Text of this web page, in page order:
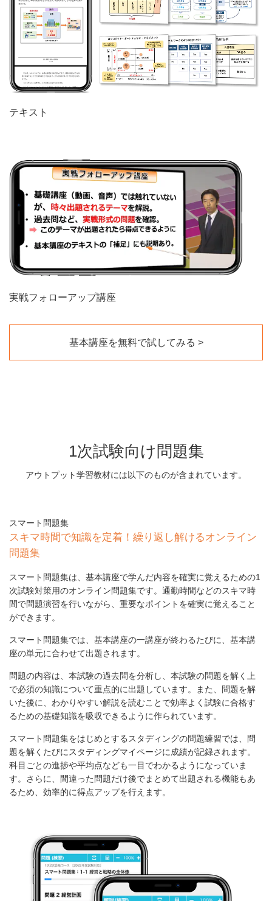
テキスト
実戦フォローアップ講座
基本講座を無料で試してみる
1次試験向け問題集
アウトプット学習教材には以下のものが含まれています。
スマート問題集
スキマ時間で知識を定着！繰り返し解けるオンライン
問題集
スマート問題集は、基本講座で学んだ内容を確実に覚えるための1
次試験対策用のオンライン問題集です。通勤時間などのスキマ時
間で問題演習を行いながら、重要なポイントを確実に覚えること
ができます。
スマート問題集では、基本講座の一講座が終わるたびに、基本講
座の単元に合わせて出題されます。
問題の内容は、本試験の過去問を分析し、本試験の問題を解く上
で必須の知識について重点的に出題しています。また、問題を解
いた後に、わかりやすい解説を読むことで効率よく試験に合格す
るための基礎知識を吸収できるように作られています。
スマート問題集をはじめとするスタディングの問題練習では、問
題を解くたびにスタディングマイページに成績が記録されます。
科目ごとの進捗や平均点なども一目でわかるようになっていま
す。さらに、間違った問題だけ後でまとめて出題される機能もあ
るため、効率的に得点アップを行えます。